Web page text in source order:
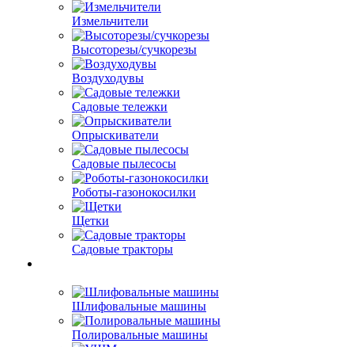
Измельчители
Высоторезы/сучкорезы
Воздуходувы
Садовые тележки
Опрыскиватели
Садовые пылесосы
Роботы-газонокосилки
Щетки
Садовые тракторы
Шлифовальные машины
Полировальные машины